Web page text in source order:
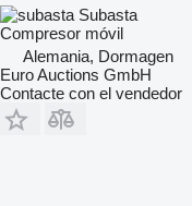
Subasta
Compresor móvil
Alemania, Dormagen
Euro Auctions GmbH
Contacte con el vendedor